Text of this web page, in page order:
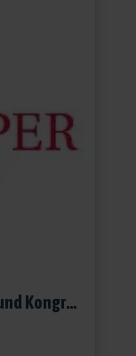
Alte Oper Frankfurt Konzert- und Kongresszentrum GmbH